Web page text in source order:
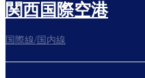
関西国際空港
国際線/国内線